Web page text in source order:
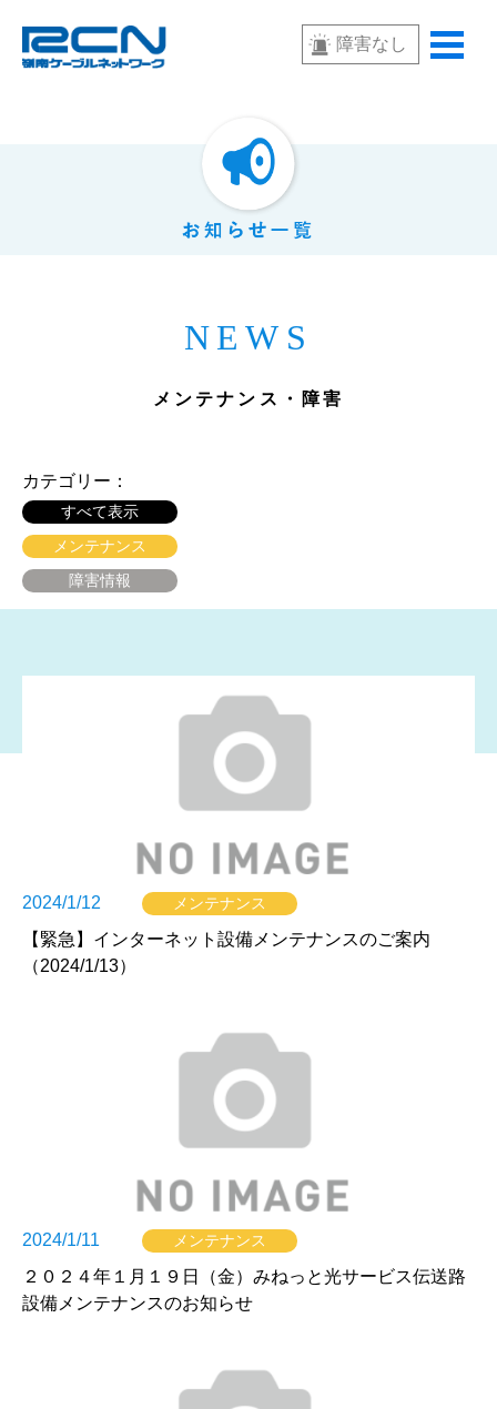
障害なし
NEWS
メンテナンス・障害
カテゴリー：
すべて表示
メンテナンス
障害情報
2024/1/12 メンテナンス
【緊急】インターネット設備メンテナンスのご案内
（2024/1/13）
2024/1/11 メンテナンス
２０２４年１月１９日（金）みねっと光サービス伝送路
設備メンテナンスのお知らせ